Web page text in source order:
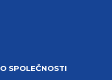
O SPOLEČNOSTI